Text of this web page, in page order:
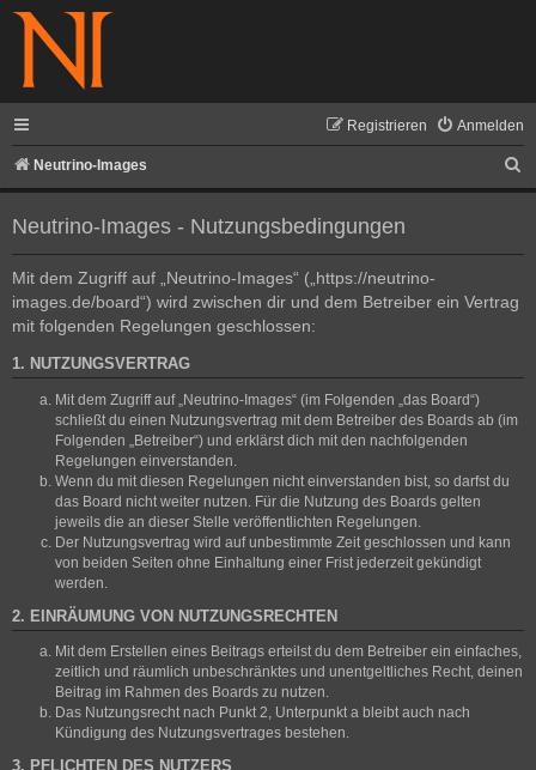
Anmelden
Registrieren
Neutrino-Images
u
Neutrino-Images - Nutzungsbedingungen
Mit dem Zugriff auf „Neutrino-Images“ („https://neutrino-
images.de/board“) wird zwischen dir und dem Betreiber ein Vertrag
mit folgenden Regelungen geschlossen:
1. NUTZUNGSVERTRAG
Mit dem Zugriff auf „Neutrino-Images“ (im Folgenden „das Board“)
schließt du einen Nutzungsvertrag mit dem Betreiber des Boards ab (im
Folgenden „Betreiber“) und erklärst dich mit den nachfolgenden
Regelungen einverstanden.
Wenn du mit diesen Regelungen nicht einverstanden bist, so darfst du
das Board nicht weiter nutzen. Für die Nutzung des Boards gelten
jeweils die an dieser Stelle veröffentlichten Regelungen.
Der Nutzungsvertrag wird auf unbestimmte Zeit geschlossen und kann
von beiden Seiten ohne Einhaltung einer Frist jederzeit gekündigt
werden.
2. EINRÄUMUNG VON NUTZUNGSRECHTEN
Mit dem Erstellen eines Beitrags erteilst du dem Betreiber ein einfaches,
zeitlich und räumlich unbeschränktes und unentgeltliches Recht, deinen
Beitrag im Rahmen des Boards zu nutzen.
Das Nutzungsrecht nach Punkt 2, Unterpunkt a bleibt auch nach
Kündigung des Nutzungsvertrages bestehen.
3. PFLICHTEN DES NUTZERS